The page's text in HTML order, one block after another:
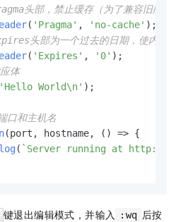
头部，禁止缓存（为了兼容旧版浏
( 'Pragma' , 'no-cache' );
头部为一个过去的日期，使内
( 'Expires' , '0' );
体
'Hello World\n' );
口和主机名
(port, hostname, () => {
log( `Server running at http://
键退出编辑模式，并输入 :wq 后按